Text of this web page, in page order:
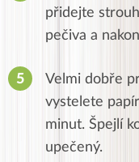
přidejte
pečiva a
Velmi dobře
vystelete
minut. Špejlí
upečený.